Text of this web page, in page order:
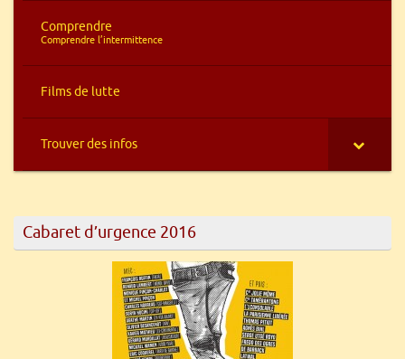
Comprendre
–
Comprendre l’intermittence
Films de lutte
Trouver des infos
Cabaret d’urgence 2016